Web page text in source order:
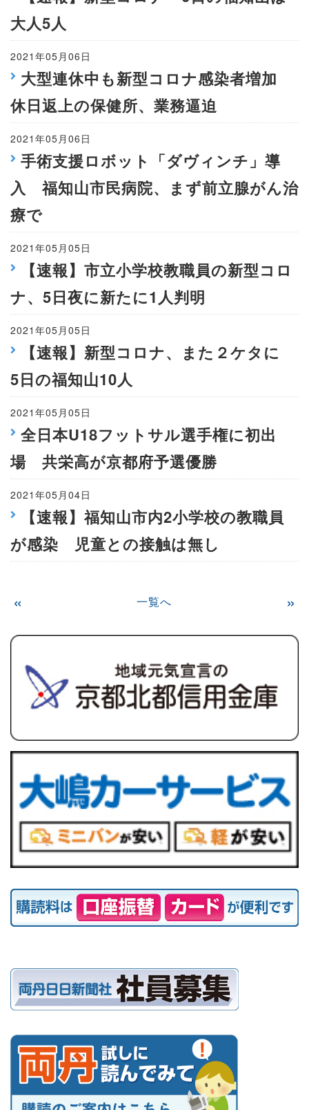
大人5人
2021年05月06日
大型連休中も新型コロナ感染者増加
休日返上の保健所、業務逼迫
2021年05月06日
手術支援ロボット「ダヴィンチ」導
入 福知山市民病院、まず前立腺がん治
療で
2021年05月05日
【速報】市立小学校教職員の新型コロ
ナ、5日夜に新たに1人判明
2021年05月05日
【速報】新型コロナ、また２ケタに
5日の福知山10人
2021年05月05日
全日本U18フットサル選手権に初出
場 共栄高が京都府予選優勝
2021年05月04日
【速報】福知山市内2小学校の教職員
が感染 児童との接触は無し
« 一覧へ »